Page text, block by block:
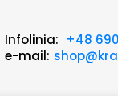
Infolinia: +48
e-mail: